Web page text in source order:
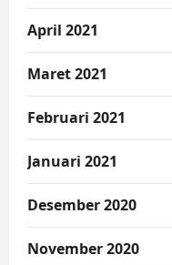
April 2021
Maret 2021
Februari 2021
Januari 2021
Desember 2020
November 2020